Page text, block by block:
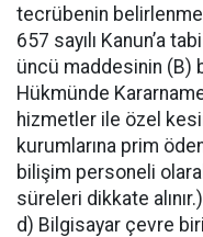
tecrübenin
657 sayılı Kanun’a
üncü maddesinin (B)
Hükmünde
hizmetler ile özel
kurumlarına prim
bilişim personeli
süreleri dikkate alınır.)
d) Bilgisayar çevre